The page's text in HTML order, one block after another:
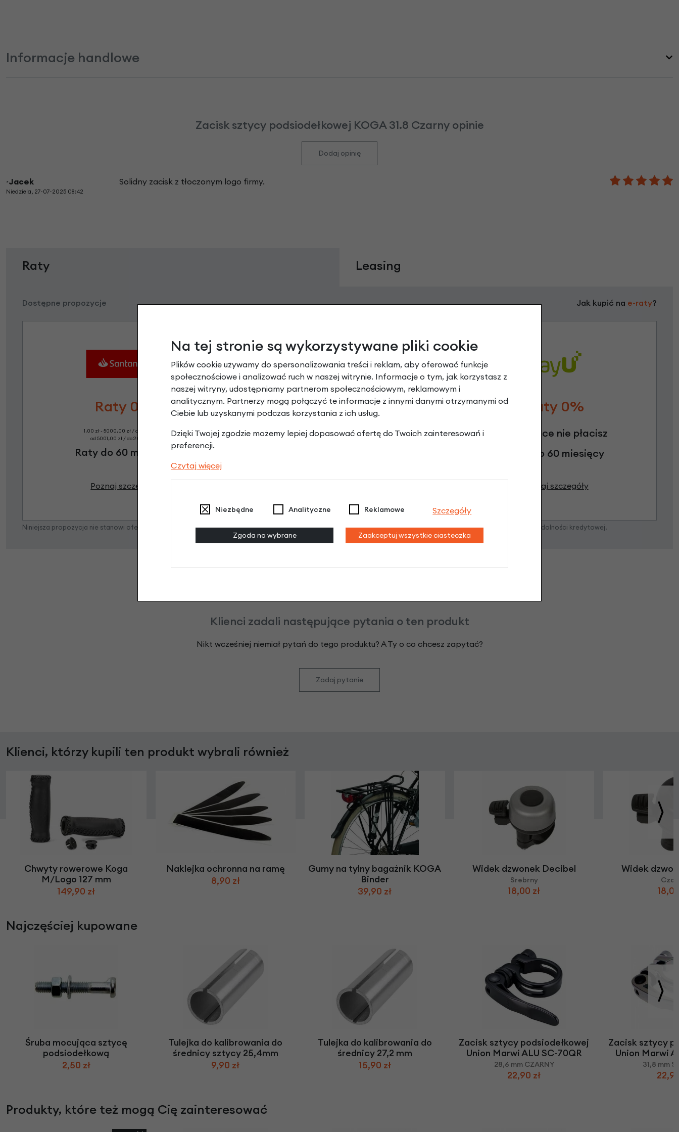
Informacje handlowe
Zacisk sztycy podsiodełkowej KOGA 31.8 Czarny opinie
Dodaj opinię
~Jacek
Niedziela, 27-07-2025 08:42
Solidny zacisk z tłoczonym logo firmy.
Raty Leasing
Dostępne propozycje Jak kupić na e-raty?
Raty 0%
1,00 zł - 5000,00 zł / do 10 rat 0%
od 5001,00 zł / do 20 rat 0%
Raty do 60 miesięcy
Poznaj szczegóły
Raty 0%
3 miesiące nie płacisz
Raty 0%
3 miesiące nie płacisz
Raty do 60 miesięcy
Poznaj szczegóły
Niniejsza propozycja nie stanowi oferty w rozumieniu art. 66 Kodeksu Cywilnego. Ostateczna decyzja o warunkach i przyznaniu kredytu zostanie podjęta po ocenie zdolności kredytowej.
Klienci zadali następujące pytania o ten produkt
Nikt wcześniej niemiał pytań do tego produktu? A Ty o co chcesz zapytać?
Zadaj pytanie
Klienci, którzy kupili ten produkt wybrali również
Chwyty rowerowe Koga
M/Logo 127 mm
149,90 zł
Naklejka ochronna na ramę
8,90 zł
Gumy na tylny bagażnik KOGA
Binder
39,90 zł
Widek dzwonek Decibel
Srebrny
18,00 zł
Widek
Najczęściej kupowane
Śruba mocująca sztycę
podsiodełkową
2,50 zł
Tulejka do kalibrowania do
średnicy sztycy 25,4mm
9,90 zł
Tulejka do kalibrowania do
średnicy 27,2 mm
15,90 zł
Zacisk sztycy podsiodełkowej
Union Marwi ALU SC-70QR
28,6 mm CZARNY
22,90 zł
Zacisk sztycy
Union Marwi
31,8 mm
Produkty, które też mogą Cię zainteresować
Na tej stronie są wykorzystywane pliki cookie
Plików cookie używamy do spersonalizowania treści i reklam, aby oferować funkcje
społecznościowe i analizować ruch w naszej witrynie. Informacje o tym, jak korzystasz z
naszej witryny, udostępniamy partnerom społecznościowym, reklamowym i
analitycznym. Partnerzy mogą połączyć te informacje z innymi danymi otrzymanymi od
Ciebie lub uzyskanymi podczas korzystania z ich usług.
Dzięki Twojej zgodzie możemy lepiej dopasować ofertę do Twoich zainteresowań i
preferencji.
Czytaj więcej
Niezbędne Analityczne Reklamowe Szczegóły
Zgoda na wybrane Zaakceptuj wszystkie ciasteczka